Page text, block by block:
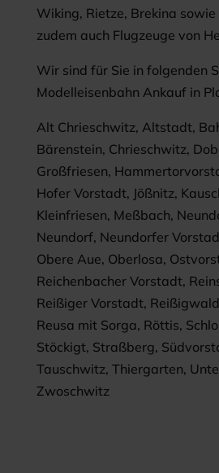
Wiking, Rietze, Brekina
zudem auch Flugzeuge von
Wir sind für Sie in folgenden
Modelleisenbahn Ankauf in
Alt Chrieschwitz, Altstadt,
Bärenstein, Chrieschwitz,
Großfriesen,
Hofer Vorstadt, Jößnitz,
Kleinfriesen, Meßbach,
Neundorf, Neundorfer
Obere Aue, Oberlosa,
Reichenbacher Vorstadt,
Reißiger Vorstadt,
Reusa mit Sorga, Röttis,
Stöckigt, Straßberg,
Tauschwitz, Thiergarten,
Zwoschwitz